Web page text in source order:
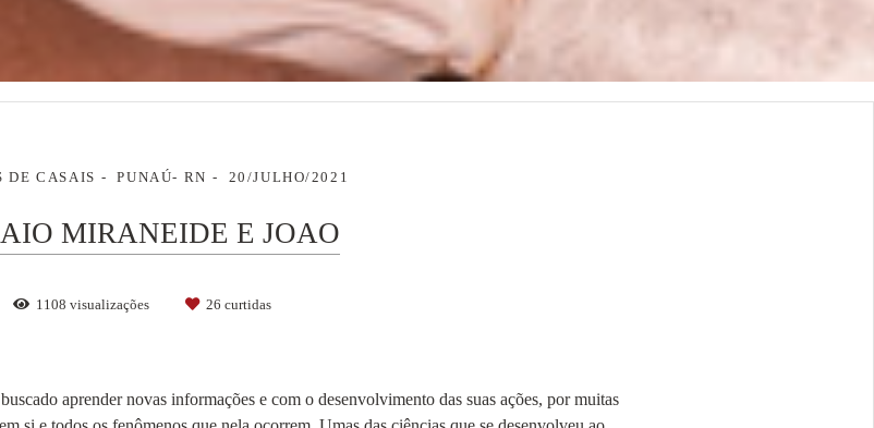
DE CASAIS PUNAÚ- RN 20/JULHO/2021
MIRANEIDE E JOAO
1108 visualizações 26 curtidas
aprender novas informações e com o desenvolvimento das suas ações, por muitas